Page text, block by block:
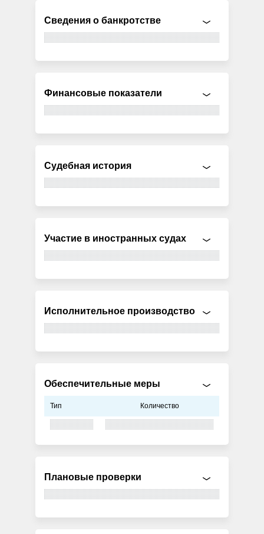
Сведения о банкротстве
Финансовые показатели
Судебная история
Участие в иностранных судах
Исполнительное производство
Обеспечительные меры
Тип Количество
Плановые проверки